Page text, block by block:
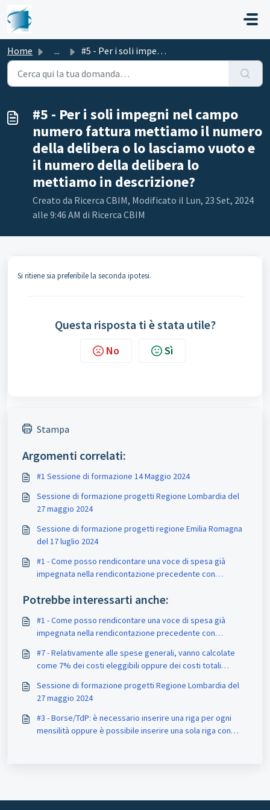
Salta al contenuto principale
Home ... #5 - Per i soli impegni nel campo numero fattura mettiamo...
#5 - Per i soli impegni nel campo
numero fattura mettiamo il numero
della delibera o lo lasciamo vuoto e
il numero della delibera lo
mettiamo in descrizione?
Creato da Ricerca CBIM, Modificato il Lun, 23 Set, 2024
alle 9:46 AM di Ricerca CBIM
Si ritiene sia preferibile la seconda ipotesi.
Questa risposta ti è stata utile?
No Sì
Stampa
Argomenti correlati:
#1 Sessione di formazione 14 Maggio 2024
Sessione di formazione progetti Regione Lombardia del
27 maggio 2024
Sessione di formazione progetti regione Emilia Romagna
del 17 luglio 2024
#1 - Come posso rendicontare una voce di spesa già
impegnata nella rendicontazione precedente con
effettivamente sostenuta?
Potrebbe interessarti anche:
#1 - Come posso rendicontare una voce di spesa già
impegnata nella rendicontazione precedente con
effettivamente sostenuta?
#7 - Relativamente alle spese generali, vanno calcolate
come 7% dei costi eleggibili oppure dei costi totali
Sessione di formazione progetti Regione Lombardia del
27 maggio 2024
#3 - Borse/TdP: è necessario inserire una riga per ogni
mensilità oppure è possibile inserire una sola riga con